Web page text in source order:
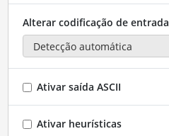
Alterar codificação de entrada
Ativar saída ASCII
Ativar heurísticas